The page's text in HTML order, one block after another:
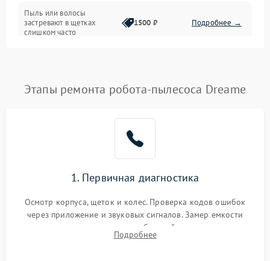
Программные сбои
Пыль или волосы
застревают в щетках
слишком часто
1500 ₽ Подробнее →
Этапы ремонта робота-пылесоса Dreame
1. Первичная диагностика
Осмотр корпуса, щеток и колес. Проверка кодов ошибок
через приложение и звуковых сигналов. Замер емкости
аккумулятора и тестирование базовой станции зарядки.
Оценка работы лидара, бампера и датчиков падения для
Подробнее